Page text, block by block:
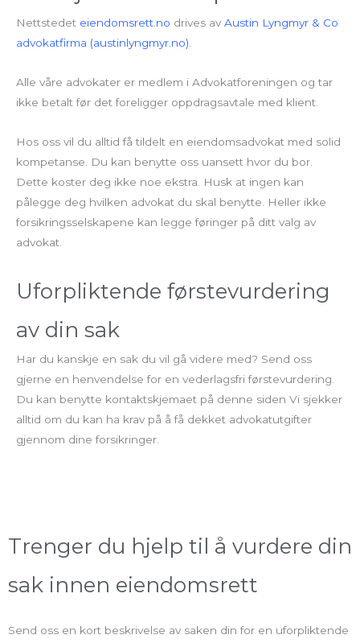
Nettstedet eiendomsrett.no drives av Austin Lyngmyr & Co
advokatfirma (austinlyngmyr.no).
Alle våre advokater er medlem i Advokatforeningen og tar
ikke betalt før det foreligger oppdragsavtale med klient.
Hos oss vil du alltid få tildelt en eiendomsadvokat med solid
kompetanse. Du kan benytte oss uansett hvor du bor.
Dette koster deg ikke noe ekstra. Husk at ingen kan
pålegge deg hvilken advokat du skal benytte. Heller ikke
forsikringsselskapene kan legge føringer på ditt valg av
advokat.
Uforpliktende førstevurdering
av din sak
Har du kanskje en sak du vil gå videre med? Send oss
gjerne en henvendelse for en vederlagsfri førstevurdering.
Du kan benytte kontaktskjemaet på denne siden Vi sjekker
alltid om du kan ha krav på å få dekket advokatutgifter
gjennom dine forsikringer.
Trenger du hjelp til å vurdere din
sak innen eiendomsrett
Send oss en kort beskrivelse av saken din for en uforpliktende